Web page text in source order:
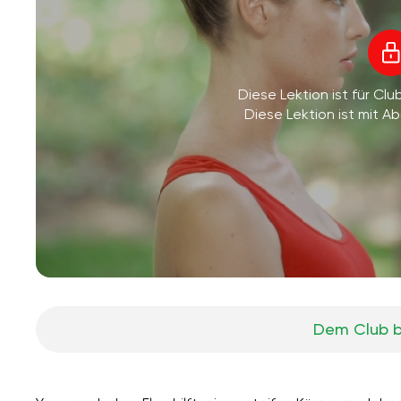
Diese Lektion ist für
Diese Lektion ist mit
Dem Club